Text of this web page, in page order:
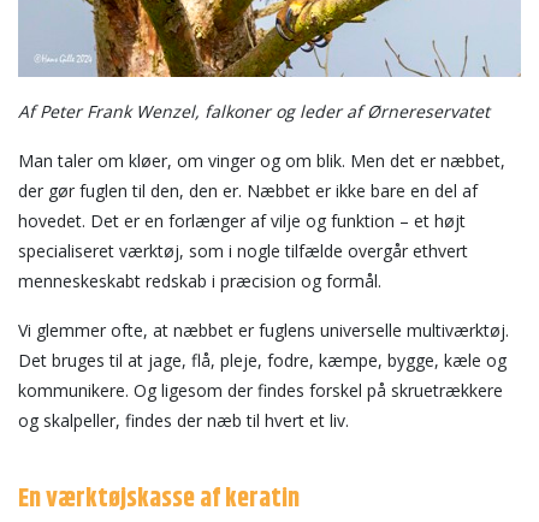
Af Peter Frank Wenzel, falkoner og leder af Ørnereservatet
Man taler om kløer, om vinger og om blik. Men det er næbbet,
der gør fuglen til den, den er. Næbbet er ikke bare en del af
hovedet. Det er en forlænger af vilje og funktion – et højt
specialiseret værktøj, som i nogle tilfælde overgår ethvert
menneskeskabt redskab i præcision og formål.
Vi glemmer ofte, at næbbet er fuglens universelle multiværktøj.
Det bruges til at jage, flå, pleje, fodre, kæmpe, bygge, kæle og
kommunikere. Og ligesom der findes forskel på skruetrækkere
og skalpeller, findes der næb til hvert et liv.
En værktøjskasse af keratin